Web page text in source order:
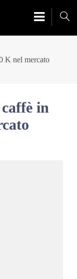

K nel mercato
in